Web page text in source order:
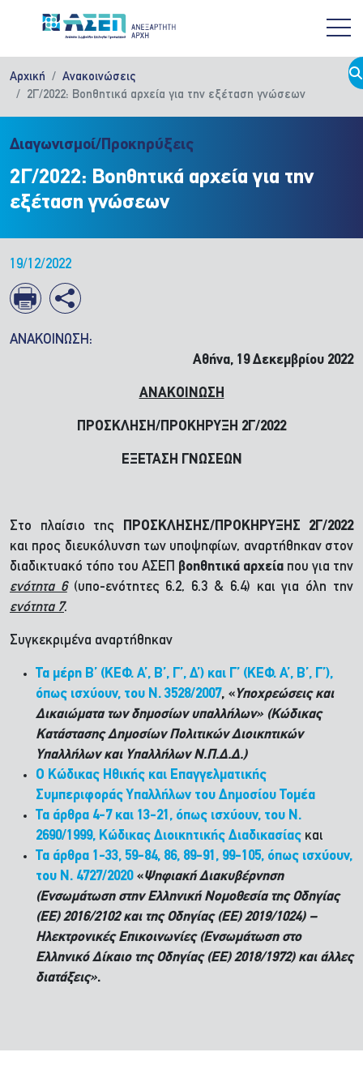
Αρχική
Ανακοινώσεις
2Γ/2022: Βοηθητικά αρχεία για την εξέταση γνώσεων
Διαγωνισμοί/Προκηρύξεις
2Γ/2022: Βοηθητικά αρχεία για την
εξέταση γνώσεων
19/12/2022
ΑΝΑΚΟΙΝΩΣΗ:
Αθήνα, 19 Δεκεμβρίου 2022
ΑΝΑΚΟΙΝΩΣΗ
ΠΡΟΣΚΛΗΣΗ/ΠΡΟΚΗΡΥΞΗ 2Γ/2022
ΕΞΕΤΑΣΗ ΓΝΩΣΕΩΝ
Στο πλαίσιο της
ΠΡΟΣΚΛΗΣΗΣ/ΠΡΟΚΗΡΥΞΗΣ 2Γ/2022
και προς διευκόλυνση των υποψηφίων, αναρτήθηκαν στον
διαδικτυακό τόπο του ΑΣΕΠ βοηθητικά αρχεία που για την
ενότητα 6(υπο-ενότητες 6.2, 6.3 & 6.4) και για όλη την
ενότητα 7.
Συγκεκριμένα αναρτήθηκαν
Τα μέρη Β’ (ΚΕΦ. Α’, Β’, Γ’, Δ’) και Γ’ (ΚΕΦ. Α’, Β’, Γ’),
όπως ισχύουν, του Ν. 3528/2007, «Υποχρεώσεις και
Δικαιώματα των δημοσίων υπαλλήλων» (Κώδικας
Κατάστασης Δημοσίων Πολιτικών Διοικητικών
Υπαλλήλων και Υπαλλήλων Ν.Π.Δ.Δ.)
Ο Κώδικας Ηθικής και Επαγγελματικής
Συμπεριφοράς Υπαλλήλων του Δημοσίου Τομέα
Τα άρθρα 4-7 και 13-21, όπως ισχύουν, του Ν.
2690/1999, Κώδικας Διοικητικής Διαδικασίας και
Τα άρθρα 1-33, 59-84, 86, 89-91, 99-105, όπως ισχύουν,
του Ν. 4727/2020 «Ψηφιακή Διακυβέρνηση
(Ενσωμάτωση στην Ελληνική Νομοθεσία της Οδηγίας
(ΕΕ) 2016/2102 και της Οδηγίας (ΕΕ) 2019/1024) –
Ηλεκτρονικές Επικοινωνίες (Ενσωμάτωση στο
Ελληνικό Δίκαιο της Οδηγίας (ΕΕ) 2018/1972) και άλλες
διατάξεις».